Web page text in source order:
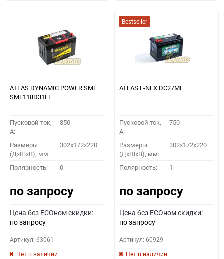
ATLAS DYNAMIC POWER SMF
SMF118D31FL
Пусковой ток,
A:
850
Размеры
(ДхШхВ), мм:
302x172x220
Полярность: 0
по запросу
Цена без ECOном скидки:
по запросу
Артикул: 63061
Нет в наличии
Bestseller
ATLAS E-NEX DC27MF
Пусковой ток,
A:
750
Размеры
(ДхШхВ), мм:
302x172x220
Полярность: 1
по запросу
Цена без ECOном скидки:
по запросу
Артикул: 60929
Нет в наличии